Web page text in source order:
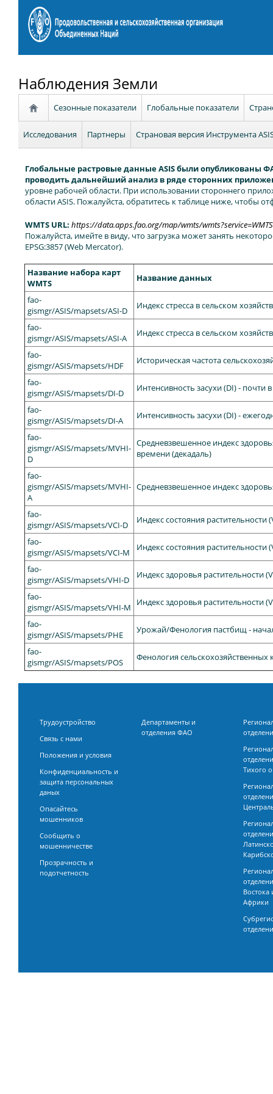
Наблюдения Земли
Сезонные показатели Глобальные показатели
Исследования Партнеры Страновая версия Инструмента
Глобальные растровые данные ASIS были опубликованы
проводить дальнейший анализ в ряде сторонних
уровне рабочей области. При использовании стороннего
области ASIS. Пожалуйста, обратитесь к таблице ниже, чтобы
WMTS URL: https://data.apps.fao.org/map/wmts/
Пожалуйста, имейте в виду, что загрузка может занять
EPSG:3857 (Web Mercator).
Название набора карт
WMTS
Название данных
fao-
gismgr/ASIS/mapsets/ASI-D
Индекс стресса в сельском
fao-
gismgr/ASIS/mapsets/ASI-A
Индекс стресса в сельском
fao-
gismgr/ASIS/mapsets/HDF
Историческая частота
fao-
gismgr/ASIS/mapsets/DI-D
Интенсивность засухи (DI) - почти
fao-
gismgr/ASIS/mapsets/DI-A
Интенсивность засухи (DI) -
fao-
gismgr/ASIS/mapsets/MVHI-
D
Средневзвешенное индекс
времени (декадаль)
fao-
gismgr/ASIS/mapsets/MVHI-
A
Средневзвешенное индекс
fao-
gismgr/ASIS/mapsets/VCI-D
Индекс состояния
fao-
gismgr/ASIS/mapsets/VCI-M
Индекс состояния
fao-
gismgr/ASIS/mapsets/VHI-D
Индекс здоровья растительности
fao-
gismgr/ASIS/mapsets/VHI-M
Индекс здоровья растительности
fao-
gismgr/ASIS/mapsets/PHE
Урожай/Фенология пастбищ -
fao-
gismgr/ASIS/mapsets/POS
Фенология сельскохозяйственных
Трудоустройство
Связь с нами
Положения и условия
Конфиденциальность и
защита персональных
даных
Опасайтесь
мошенников
Сообщить о
мошенничестве
Прозрачность и
подотчетность
Департаменты и
отделения ФАО
Тихого
Востока
Африки